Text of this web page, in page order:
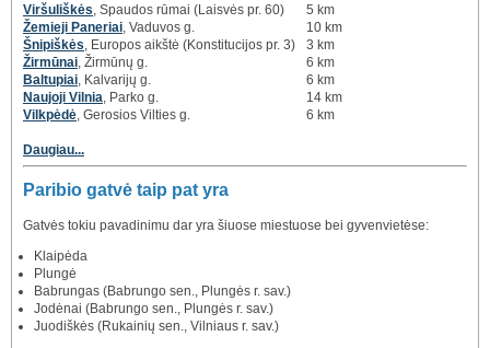
Viršuliškės , Spaudos rūmai (Laisvės pr. 60)
5 km
Žemieji Paneriai , Vaduvos g.
10 km
Šnipiškės , Europos aikštė (Konstitucijos pr. 3)
3 km
Žirmūnai , Žirmūnų g.
6 km
Baltupiai , Kalvarijų g.
6 km
Naujoji Vilnia , Parko g.
14 km
Vilkpėdė , Gerosios Vilties g. 6 km
Daugiau...
Paribio gatvė taip pat yra
Gatvės tokiu pavadinimu dar yra šiuose miestuose bei gyvenvietėse:
Klaipėda
Plungė
Babrungas (Babrungo sen., Plungės r. sav.)
Jodėnai (Babrungo sen., Plungės r. sav.)
Juodiškės (Rukainių sen., Vilniaus r. sav.)